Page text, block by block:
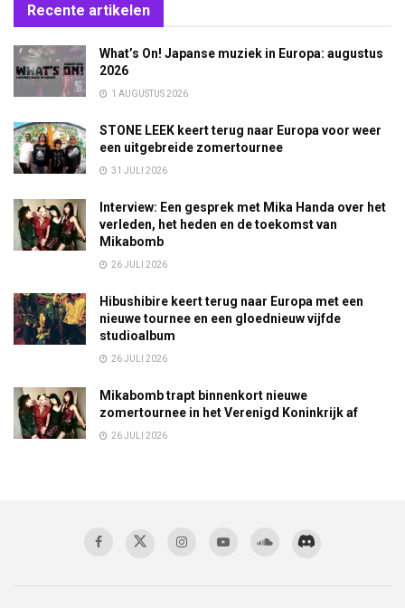
Recente artikelen
What’s On! Japanse muziek in Europa: augustus
2026
1 AUGUSTUS 2026
STONE LEEK keert terug naar Europa voor weer
een uitgebreide zomertournee
31 JULI 2026
Interview: Een gesprek met Mika Handa over het
verleden, het heden en de toekomst van
Mikabomb
26 JULI 2026
Hibushibire keert terug naar Europa met een
nieuwe tournee en een gloednieuw vijfde
studioalbum
26 JULI 2026
Mikabomb trapt binnenkort nieuwe
zomertournee in het Verenigd Koninkrijk af
26 JULI 2026